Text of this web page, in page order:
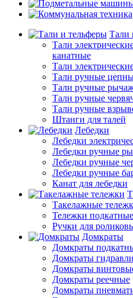
Тали
Тали
канатные
Тали
Тали ручные
Тали ручные
Тали ручные
Тали ручные
Штанги для талей
Лебедки
Лебедки
Лебедки ручные
Лебедки ручные
Лебедки ручные
Канат для лебедки
Такелажные
Тележки
Ручки для
Домкраты
Домкраты
Домкраты
Домкраты
Домкраты реечные
Домкраты